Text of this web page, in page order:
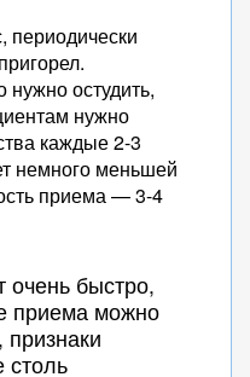
периодически
нужно остудить,
нужно
каждые 2-3
немного меньшей
приема — 3-4
очень быстро,
приема можно
столь